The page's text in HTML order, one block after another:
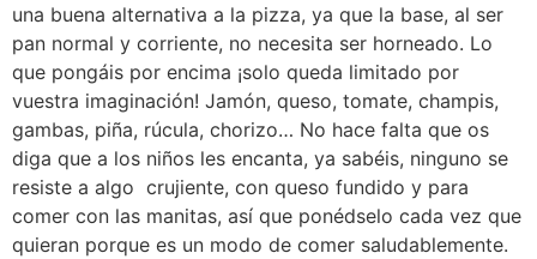
una buena alternativa a la pizza, ya que la base, al ser
pan normal y corriente, no necesita ser horneado. Lo
que pongáis por encima ¡solo queda limitado por
vuestra imaginación! Jamón, queso, tomate, champis,
gambas, piña, rúcula, chorizo… No hace falta que os
diga que a los niños les encanta, ya sabéis, ninguno se
resiste a algo crujiente, con queso fundido y para
comer con las manitas, así que ponédselo cada vez que
quieran porque es un modo de comer saludablemente.